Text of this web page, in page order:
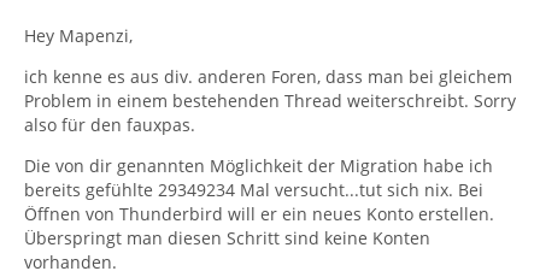
Hey Mapenzi,
ich kenne es aus div. anderen Foren, dass man bei gleichem
Problem in einem bestehenden Thread weiterschreibt. Sorry
also für den fauxpas.
Die von dir genannten Möglichkeit der Migration habe ich
bereits gefühlte 29349234 Mal versucht...tut sich nix. Bei
Öffnen von Thunderbird will er ein neues Konto erstellen.
Überspringt man diesen Schritt sind keine Konten
vorhanden.